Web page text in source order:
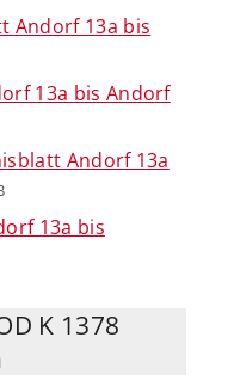
Andorf 13a bis
13a bis Andorf
Andorf 13a
13a bis
K 1378